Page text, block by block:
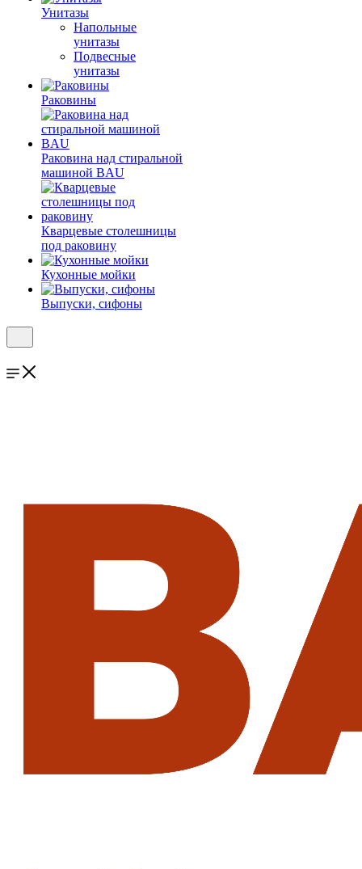
Унитазы
Напольные
унитазы
Подвесные
унитазы
Раковины
Раковина над стиральной
машиной BAU
Кварцевые столешницы
под раковину
Кухонные мойки
Выпуски, сифоны